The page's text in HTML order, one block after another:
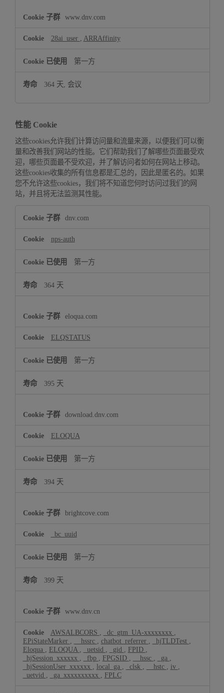
www.dnv.com
28ai_user ARRAffinity
第一方
364 天, 会议
性能 Cookie
这些cookies允许我们计算访问量和流量来源，以便我们可以衡
量和改善我们网站的性能。它们帮助我们了解哪些页面最受欢
迎，哪些页面最不受欢迎，并了解访问者如何在网站上移动。
这些cookies收集的所有信息都是汇总的，因此是匿名的。如果
您不允许这些cookies，我们将不知道您何时访问过我们的网
站，并且将无法监测其性能。
dnv.com
nps-auth
第一方
364 天
eloqua.com
ELQSTATUS
第一方
395 天
download.dnv.com
ELOQUA
第一方
394 天
brightcove.com
_bc_uuid
第一方
399 天
www.dnv.cn
AWSALBCORS _dc_gtm_UA-xxxxxxxx
EPiStateMarker
__hssrc chatbot_referrer _hjTLDTest
Eloqua
ELOQUA _uetsid _gid FPID
_hjSession_xxxxxx
_fbp FPGSID __hssc _ga
_hjSessionUser_xxxxxx
local_ga _clsk __hstc iv
_uetvid
_ga_xxxxxxxxxx FPLC